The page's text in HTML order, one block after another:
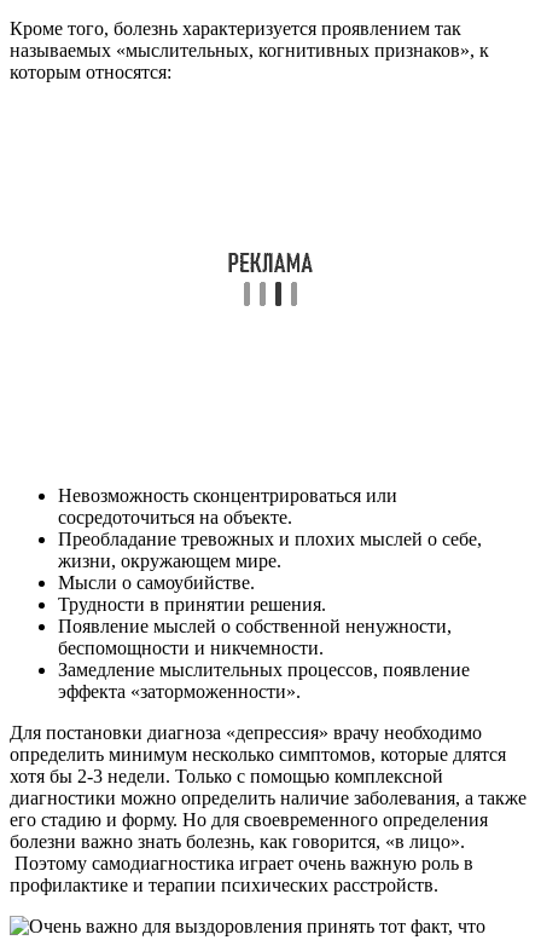
Кроме того, болезнь характеризуется проявлением так
называемых «мыслительных, когнитивных признаков», к
которым относятся:
Невозможность сконцентрироваться или
сосредоточиться на объекте.
Преобладание тревожных и плохих мыслей о себе,
жизни, окружающем мире.
Мысли о самоубийстве.
Трудности в принятии решения.
Появление мыслей о собственной ненужности,
беспомощности и никчемности.
Замедление мыслительных процессов, появление
эффекта «заторможенности».
Для постановки диагноза «депрессия» врачу необходимо
определить минимум несколько симптомов, которые длятся
хотя бы 2-3 недели. Только с помощью комплексной
диагностики можно определить наличие заболевания, а также
его стадию и форму. Но для своевременного определения
болезни важно знать болезнь, как говорится, «в лицо».
Поэтому самодиагностика играет очень важную роль в
профилактике и терапии психических расстройств.